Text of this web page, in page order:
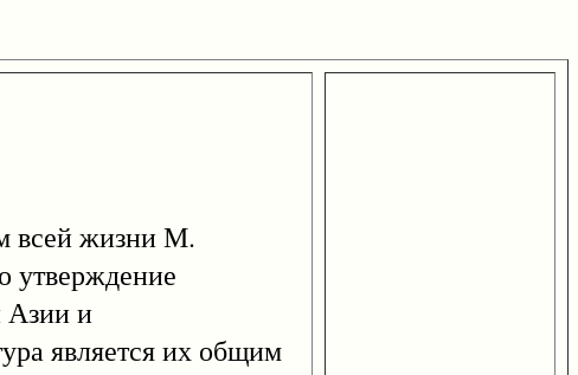
всей жизни М.
утверждение
Азии и
является их общим